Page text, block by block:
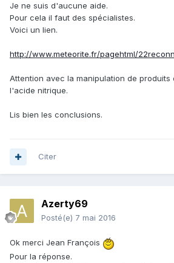
Je ne suis d'aucune aide.
Pour cela il faut des spécialistes.
Voici un lien.
http://www.meteorite.fr/pagehtml/
Attention avec la manipulation de produits
l'acide nitrique.
Lis bien les conclusions.
Citer
Azerty69
Posté(e) 7 mai 2016
Ok merci Jean François
Pour la réponse.